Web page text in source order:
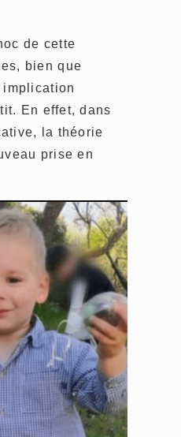
de cette
bien que
implication
En effet, dans
la théorie
prise en